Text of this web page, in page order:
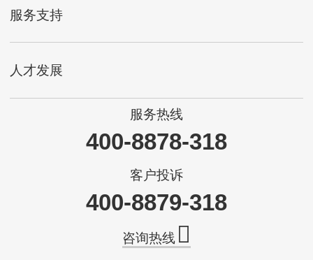
服务支持
人才发展
服务热线
400-8878-318
客户投诉
400-8879-318
咨询热线